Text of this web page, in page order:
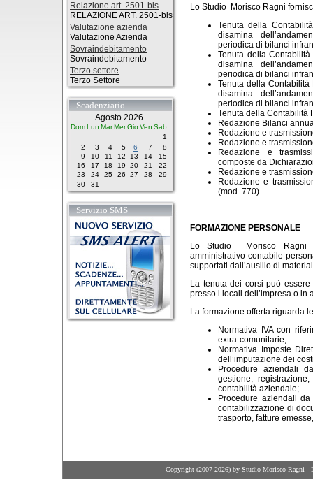
Relazione art. 2501-bis
RELAZIONE ART. 2501-bis
Valutazione azienda
Valutazione Azienda
Sovraindebitamento
Sovraindebitamento
Terzo settore
Terzo Settore
Scadenziario
Agosto 2026
DomLun MarMerGioVen Sab
1
2
3 4 5 6 7
8
9
10 11 12 13 14
15
16
17 18 19 20 21
22
23
24 25 26 27 28
29
30
31
Servizio SMS
Lo Studio Morisco Ragni
Tenuta della
disamina
periodica di bilanci
Tenuta della Contabilità
disamina
periodica di bilanci
Tenuta della
disamina
periodica di bilanci
Tenuta della Contabilità
Redazione Bilanci
Redazione e
Redazione e
Redazione e
composte da
Redazione e
Redazione e
(mod. 770)
FORMAZIONE PERSONALE
Lo Studio Morisco Ragni
amministrativo-contabile
supportati dall’ausilio di
La tenuta dei corsi può
presso i locali dell’impresa o in
La formazione offerta riguarda
Normativa IVA con
extra-comunitarie;
Normativa Imposte
dell’imputazione dei
Procedure aziendali
gestione,
contabilità aziendale;
Procedure aziendali
contabilizzazione di
trasporto, fatture
Copyright (2007-2026) by Studio Morisco Ragni